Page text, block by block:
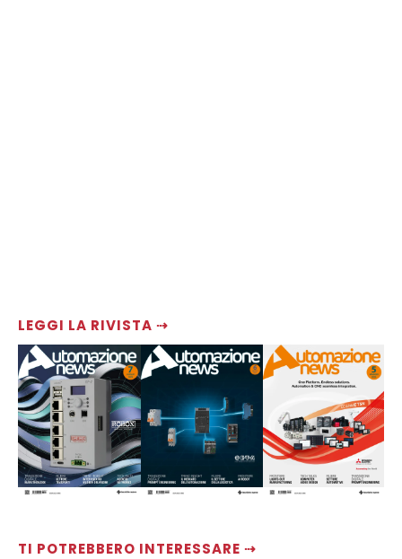
LEGGI LA RIVISTA ⇢
TI POTREBBERO INTERESSARE ⇢